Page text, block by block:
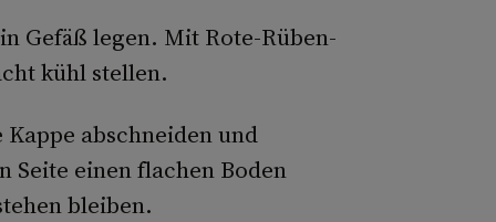
Gefäß legen. Mit Rote-Rüben-
kühl stellen.
abschneiden und
einen flachen Boden
bleiben.